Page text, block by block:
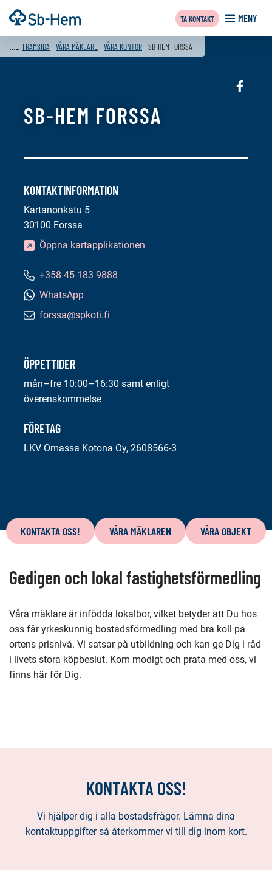
Till
innehållet
Framsida MENY
TA KONTAKT
FRAMSIDA VÅRA MÄKLARE VÅRA KONTOR SB-HEM FORSSA
Sociala
SB-HEM FORSSA
KONTAKTINFORMATION
Kartanonkatu 5
30100 Forssa
Öppna kartapplikationen
Telefonnummer:
+358 45 183 9888
WhatsApp
E-
forssa@spkoti.fi
ÖPPETTIDER
mån–fre 10:00–16:30 samt enligt
överenskommelse
FÖRETAG
LKV Omassa Kotona Oy, 2608566-3
på
sida
KONTAKTA OSS! VÅRA MÄKLAREN VÅRA OBJEKT
Gedigen och lokal fastighetsförmedling
Våra mäklare är infödda lokalbor, vilket betyder att Du hos
oss får yrkeskunnig bostadsförmedling med bra koll på
ortens prisnivå. Vi satsar på utbildning och kan ge Dig i råd
i livets stora köpbeslut. Kom modigt och prata med oss, vi
finns här för Dig.
KONTAKTA OSS!
Vi hjälper dig i alla bostadsfrågor. Lämna dina
kontaktuppgifter så återkommer vi till dig inom kort.